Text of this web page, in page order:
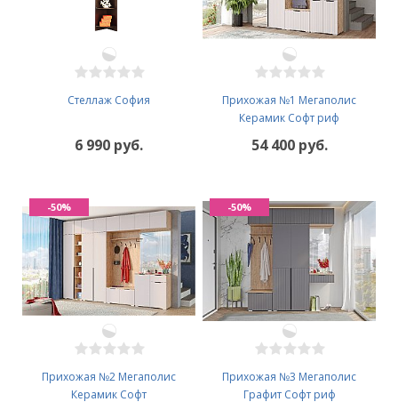
Стеллаж София
6 990 руб.
Прихожая №1 Мегаполис
Керамик Софт риф
54 400 руб.
Прихожая №2 Мегаполис
Керамик Софт
-50%
Прихожая №3 Мегаполис
Графит Софт риф
-50%